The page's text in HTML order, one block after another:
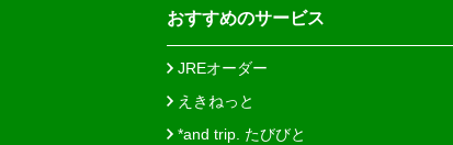
おすすめのサービス
JREオーダー
えきねっと
*and trip. たびびと